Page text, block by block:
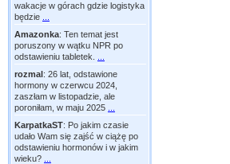
wakacje w górach gdzie logistyka
będzie
Amazonka: Ten temat jest
poruszony w wątku NPR po
odstawieniu tabletek.
rozmal: 26 lat, odstawione
hormony w czerwcu 2024,
zaszłam w listopadzie, ale
poroniłam, w maju 2025
KarpatkaST: Po jakim czasie
udało Wam się zajść w ciążę po
odstawieniu hormonów i w jakim
wieku?